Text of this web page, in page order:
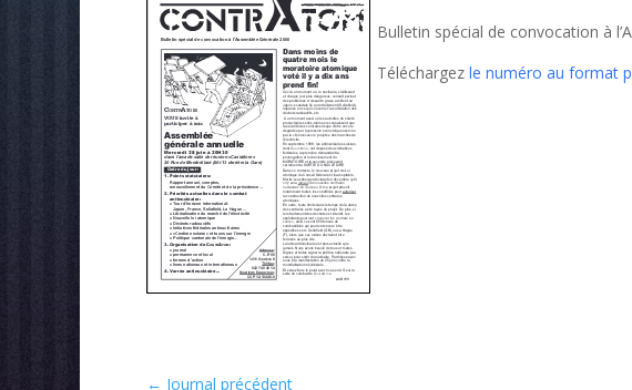
Bulletin spécial de convocation à
Téléchargezle numéro au format
← Journal précédent